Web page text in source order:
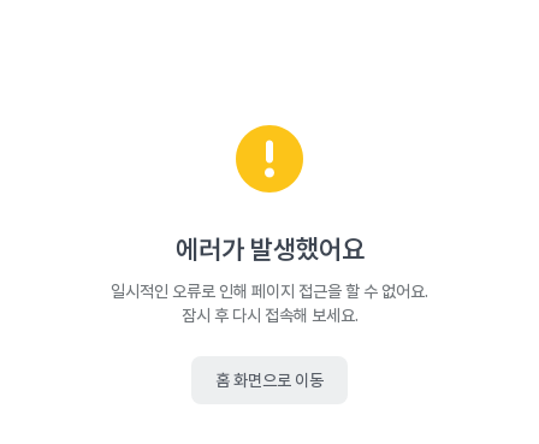
에러가 발생했어요
일시적인 오류로 인해 페이지 접근을 할 수 없어요.
잠시 후 다시 접속해 보세요.
홈 화면으로 이동